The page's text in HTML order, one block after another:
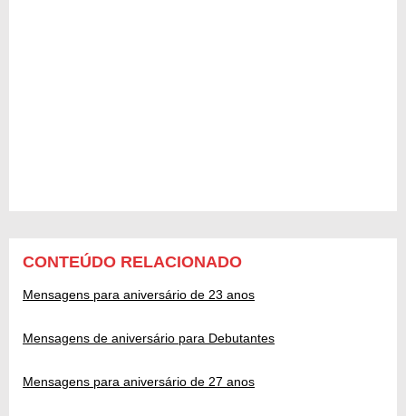
CONTEÚDO RELACIONADO
Mensagens para aniversário de 23 anos
Mensagens de aniversário para Debutantes
Mensagens para aniversário de 27 anos